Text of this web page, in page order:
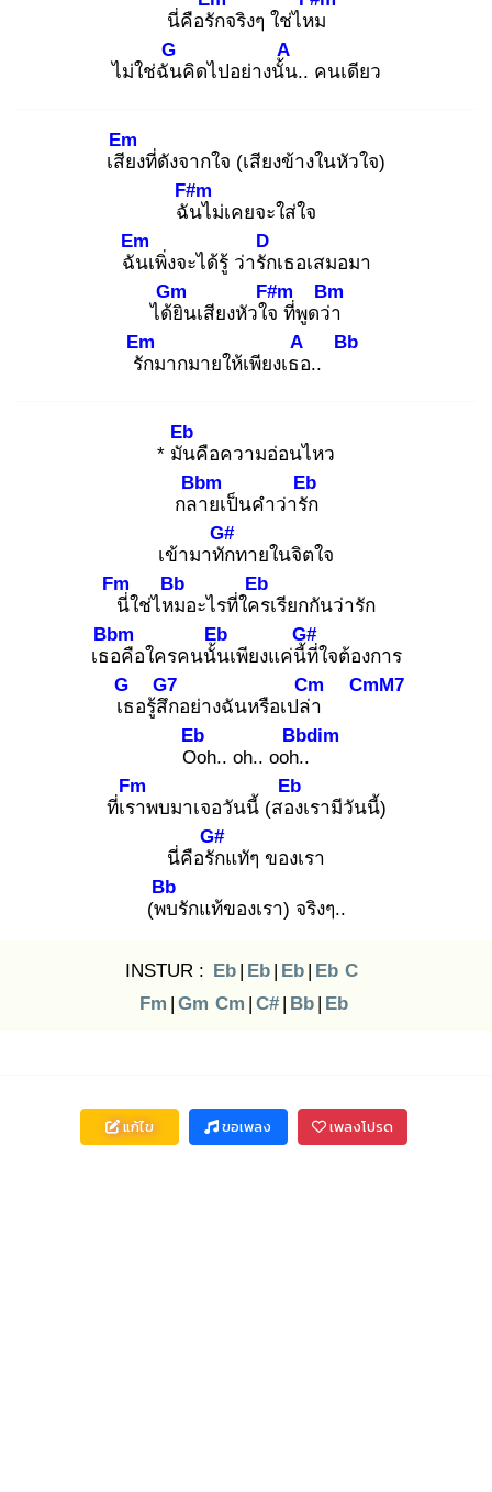
นี่คือรักจริงๆ ใช่ไหม
ไม่ใช่ฉัน
G
คิดไปอย่างนั้น
A
.. คนเดียว
เสีย
Em
งที่ดังจากใจ (เสียงข้างในหัวใจ)
ฉัน
F#m
ไม่เคยจะใส่ใจ
ฉัน
Em
เพิ่งจะได้รู้ ว่ารัก
D
เธอเสมอมา
ได้ยิ
Gm
นเสียงหัวใจ
F#m
ที่พูดว่า
Bm
รัก
Em
มากมายให้เพียงเธอ
A
..
Bb
* มัน
Eb
คือความอ่อนไหว
กลา
Bbm
ยเป็นคำว่ารัก
Eb
เข้ามาทัก
G#
ทายในจิตใจ
นี่
Fm
ใช่ไหม
Bb
อะไรที่ใคร
Eb
เรียกกันว่ารัก
เธอ
Bbm
คือใครคนนั้น
Eb
เพียงแค่นี้ที่
G#
ใจต้องการ
เธ
G
อรู้สึก
G7
อย่างฉันหรือเปล่า
Cm CmM7
Oo
Eb
h.. oh.. ooh..
Bbdim
ที่เรา
Fm
พบมาเจอวันนี้ (สอง
Eb
เรามีวันนี้)
นี่คือรัก
G#
แทัๆ ของเรา
(พบ
Bb
รักแท้ของเรา) จริงๆ..
INSTUR : Eb | Eb | Eb | Eb C
Fm | Gm Cm | C# | Bb | Eb
แก้ไข ขอเพลง เพลงโปรด